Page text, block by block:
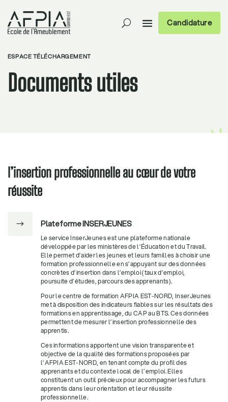
Candidature
ESPACE TÉLÉCHARGEMENT
Documents utiles
l’insertion professionnelle au cœur de votre
réussite
$ Plateforme INSERJEUNES
Le service InserJeunes est une plateforme nationale
développée par les ministères de l’Éducation et du Travail.
Elle permet d’aider les jeunes et leurs familles à choisir une
formation professionnelle en s’appuyant sur des données
concrètes d’insertion dans l’emploi (taux d’emploi,
poursuite d’études, parcours des apprenants).
Pour le centre de formation AFPIA EST-NORD, InserJeunes
met à disposition des indicateurs fiables sur les résultats des
formations en apprentissage, du CAP au BTS. Ces données
permettent de mesurer l’insertion professionnelle des
apprentis.
Ces informations apportent une vision transparente et
objective de la qualité des formations proposées par
l’AFPIA EST-NORD, en tenant compte du profil des
apprenants et du contexte local de l’emploi. Elles
constituent un outil précieux pour accompagner les futurs
apprentis dans leur orientation et leur réussite
professionnelle.